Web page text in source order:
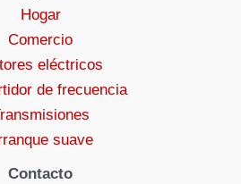
Hogar
Comercio
eléctricos
de frecuencia
suave
Contacto